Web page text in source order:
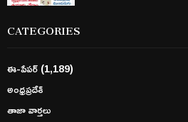
CATEGORIES
ఈ-పేపర్(1,189)
అంధ్రప్రదేశ్
తాజా వార్తలు